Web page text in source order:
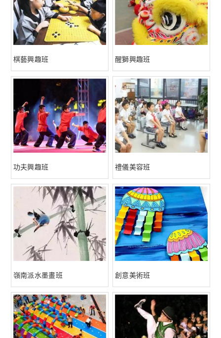
棋藝興趣班 醒獅興趣班
功夫興趣班 禮儀美容班
嶺南派水墨畫班 創意美術班